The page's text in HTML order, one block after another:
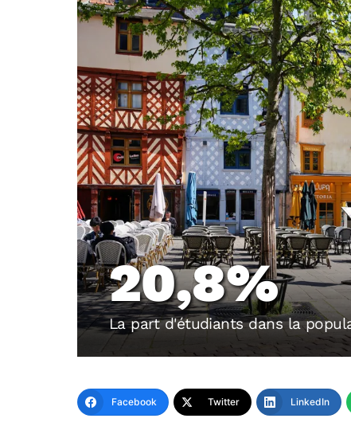
20,8%
La part d'étudiants dans la
Facebook Twitter LinkedIn